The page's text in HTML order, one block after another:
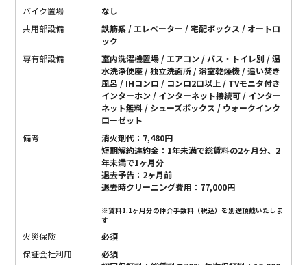
バイク置場
なし
共用部設備
鉄筋系 / エレベーター / 宅配ボックス / オートロ
ック
専有部設備
室内洗濯機置場 / エアコン / バス・トイレ別 / 温
水洗浄便座 / 独立洗面所 / 浴室乾燥機 / 追い焚き
風呂 / IHコンロ / コンロ2口以上 / TVモニタ付き
インターホン / インターネット接続可 / インター
ネット無料 / シューズボックス / ウォークインク
ローゼット
備考
消火剤代：7,480円
短期解約違約金：1年未満で総賃料の2ヶ月分、2
年未満で1ヶ月分
退去予告：2ヶ月前
退去時クリーニング費用：77,000円
※賃料1.1ヶ月分の仲介手数料（税込）を別途頂戴いたしま
す
火災保険
必須
保証会社利用
必須